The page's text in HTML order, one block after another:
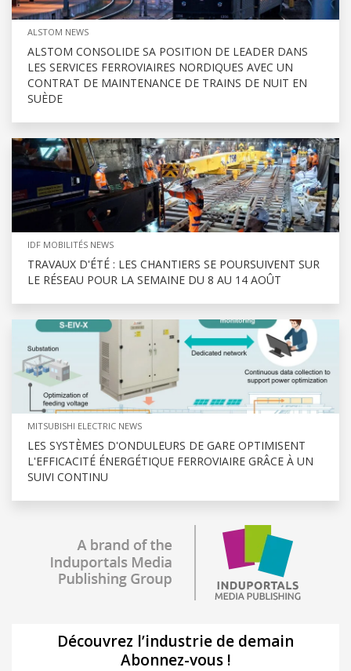
ALSTOM NEWS
ALSTOM CONSOLIDE SA POSITION DE LEADER DANS
LES SERVICES FERROVIAIRES NORDIQUES AVEC UN
CONTRAT DE MAINTENANCE DE TRAINS DE NUIT EN
SUÈDE
IDF MOBILITÉS NEWS
TRAVAUX D'ÉTÉ : LES CHANTIERS SE POURSUIVENT SUR
LE RÉSEAU POUR LA SEMAINE DU 8 AU 14 AOÛT
MITSUBISHI ELECTRIC NEWS
LES SYSTÈMES D'ONDULEURS DE GARE OPTIMISENT
L'EFFICACITÉ ÉNERGÉTIQUE FERROVIAIRE GRÂCE À UN
SUIVI CONTINU
Découvrez l’industrie de demain
Abonnez-vous !